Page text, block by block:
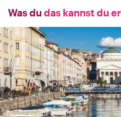
Was du das kannst du